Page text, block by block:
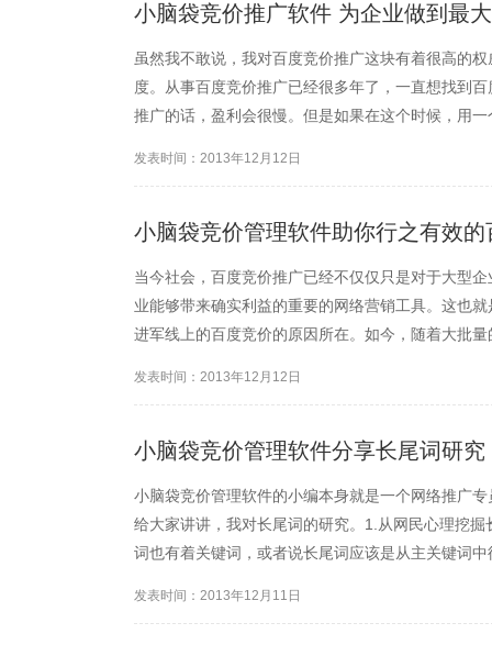
小脑袋竞价推广软件 为企业做到最
虽然我不敢说，我对百度竞价推广这块有着很高的
度。从事百度竞价推广已经很多年了，一直想找到
推广的话，盈利会很慢。但是如果在这个时候，用
发表时间：2013年12月12日
小脑袋竞价管理软件助你行之有效的
当今社会，百度竞价推广已经不仅仅只是对于大型
业能够带来确实利益的重要的网络营销工具。这也
进军线上的百度竞价的原因所在。如今，随着大批
发表时间：2013年12月12日
小脑袋竞价管理软件分享长尾词研究
小脑袋竞价管理软件的小编本身就是一个网络推广
给大家讲讲，我对长尾词的研究。1.从网民心理挖
词也有着关键词，或者说长尾词应该是从主关键词
发表时间：2013年12月11日